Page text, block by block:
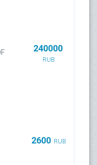
240000
RUB
2600 RUB